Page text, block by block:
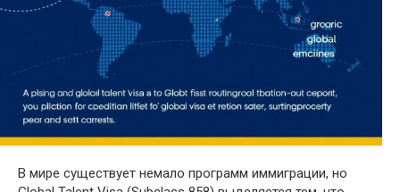
В мире существует немало программ иммиграции, но